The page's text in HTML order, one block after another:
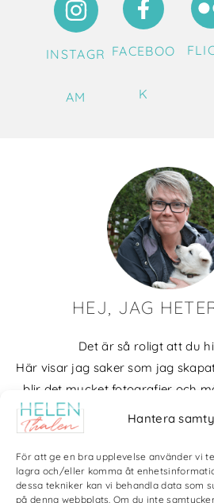
Hantera
För att ge en bra upplevelse använder vi
lagra och/eller komma åt
dessa tekniker kan vi behandla data som
på denna webbplats. Om du inte
INSTAGR
AM
FACEBOO
K
HEJ, JAG
Det är så roligt att du
Här visar jag saker som jag
blir det mycket fotografier och
kärlek till naturen och min vackra
annat pyssel och kreativt som
Bloggarkiv